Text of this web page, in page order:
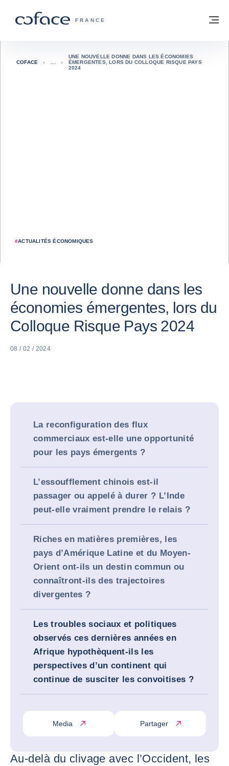
COFACE, FOR TRADE - PAGE
FRANCE
Retour à la page d'accueil
#ACTUALITÉS ÉCONOMIQUES
COFACE
UNE NOUVELLE DONNE DANS LES ÉCONOMIES
ÉMERGENTES, LORS DU COLLOQUE RISQUE PAYS
2024
Une nouvelle donne dans les
économies émergentes, lors du
Colloque Risque Pays 2024
08 / 02 / 2024
La reconfiguration des flux
commerciaux est-elle une opportunité
pour les pays émergents ?
L’essoufflement chinois est-il
passager ou appelé à durer ? L’Inde
peut-elle vraiment prendre le relais ?
Riches en matières premières, les
pays d’Amérique Latine et du Moyen-
Orient ont-ils un destin commun ou
connaîtront-ils des trajectoires
divergentes ?
Les troubles sociaux et politiques
observés ces dernières années en
Afrique hypothèquent-ils les
perspectives d’un continent qui
continue de susciter les convoitises ?
Media Partager
Au-delà du clivage avec l’Occident, les